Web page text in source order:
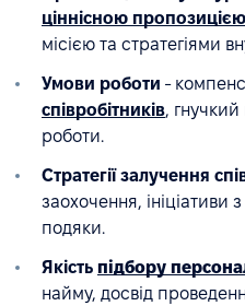
ціннісною пропозицією
місією та стратегіями
Умови роботи -
співробітників, гнучкий
роботи.
Стратегії залучення
заохочення, ініціативи
подяки.
Якість підбору
найму, досвід